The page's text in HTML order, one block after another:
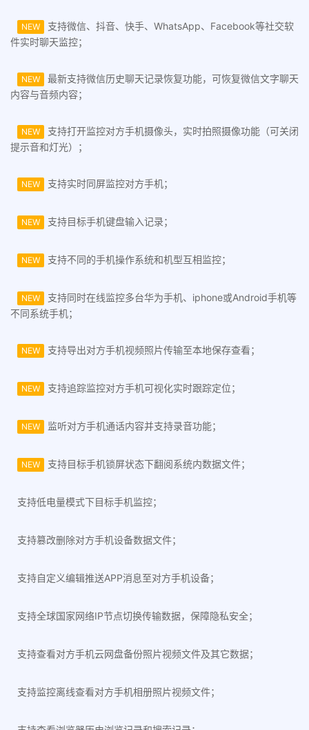
NEW
支持微信、抖音、快手、WhatsApp、Facebook等社交软
件实时聊天监控；
NEW
最新支持微信历史聊天记录恢复功能，可恢复微信文字聊天
内容与音频内容；
NEW
支持打开监控对方手机摄像头，实时拍照摄像功能（可关闭
提示音和灯光）；
NEW 支持实时同屏监控对方手机；
NEW 支持目标手机键盘输入记录；
NEW 支持不同的手机操作系统和机型互相监控；
NEW
支持同时在线监控多台华为手机、iphone或Android手机等
不同系统手机；
NEW 支持导出对方手机视频照片传输至本地保存查看；
NEW 支持追踪监控对方手机可视化实时跟踪定位；
NEW 监听对方手机通话内容并支持录音功能；
NEW 支持目标手机锁屏状态下翻阅系统内数据文件；
支持低电量模式下目标手机监控；
支持篡改删除对方手机设备数据文件；
支持自定义编辑推送APP消息至对方手机设备；
支持全球国家网络IP节点切换传输数据，保障隐私安全；
支持查看对方手机云网盘备份照片视频文件及其它数据；
支持监控离线查看对方手机相册照片视频文件；